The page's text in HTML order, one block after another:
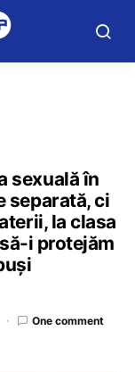
sexuală în
separată, ci
la clasa
i protejăm
One comment